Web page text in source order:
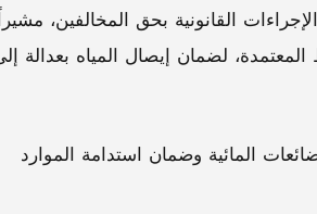
القانونية بحق المخالفين،
لضمان إيصال المياه بعدالة
المائية وضمان استدامة الموارد